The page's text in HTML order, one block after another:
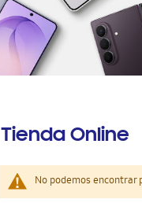
Tienda Online
No podemos encontrar